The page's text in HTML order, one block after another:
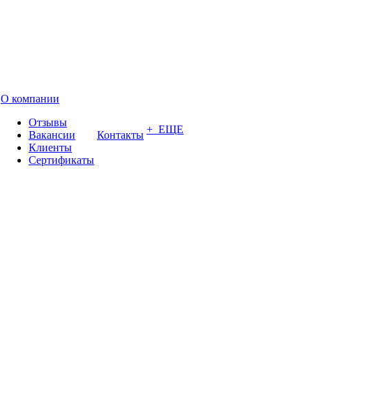
О компании
Отзывы
Вакансии
Клиенты
Сертификаты
Контакты + ЕЩЕ